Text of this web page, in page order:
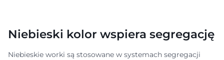
Niebieski kolor wspiera segregację
Niebieskie worki są stosowane w systemach segregacji